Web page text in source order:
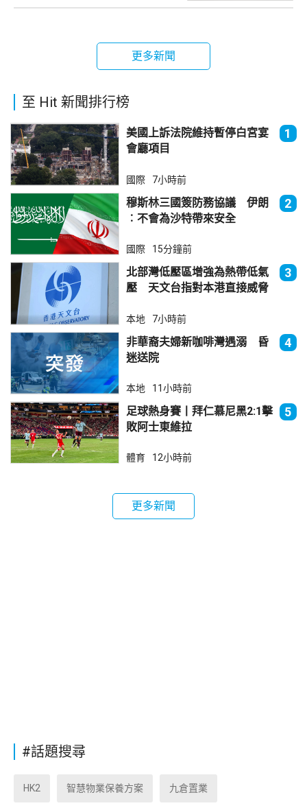
更多新聞
至 Hit 新聞排行榜
美國上訴法院維持暫停白宮宴
會廳項目
1
國際 7小時前
穆斯林三國簽防務協議 伊朗
︰不會為沙特帶來安全
2
國際 15分鐘前
北部灣低壓區增強為熱帶低氣
壓 天文台指對本港直接威脅
3
本地 7小時前
非華裔夫婦新咖啡灣遇溺 昏
迷送院
4
本地 11小時前
足球熱身賽丨拜仁慕尼黑2:1擊
敗阿士東維拉
5
體育 12小時前
更多新聞
#話題搜尋
HK2 智慧物業保養方案 九倉置業